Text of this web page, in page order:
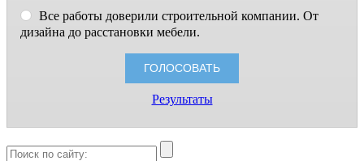
Все работы доверили строительной компании. От
дизайна до расстановки мебели.
Результаты